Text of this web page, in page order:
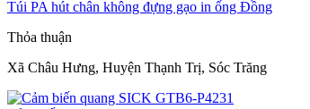
Túi PA hút chân không đựng gạo in ống Đồng
Thỏa thuận
Xã Châu Hưng, Huyện Thạnh Trị, Sóc Trăng